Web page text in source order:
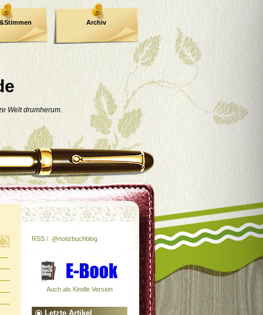
Welt drumherum.
Archiv
RSS / @notizbuchblog
Auch als Kindle Version
Letzte Artikel